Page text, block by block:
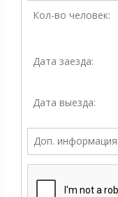
Кол-во человек:
Дата заезда:
Дата выезда: